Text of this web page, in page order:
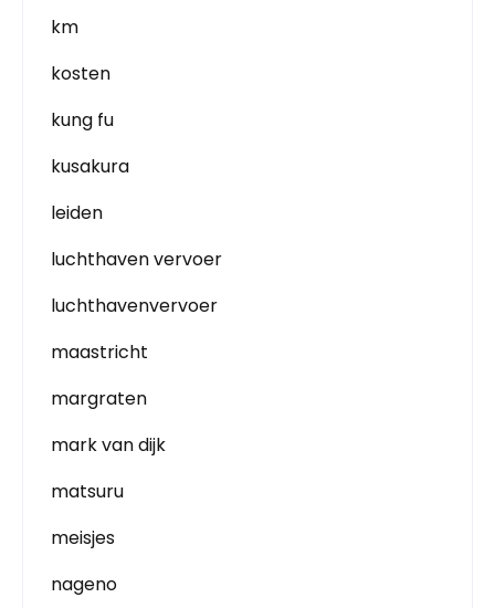
km
kosten
kung fu
kusakura
leiden
luchthaven vervoer
luchthavenvervoer
maastricht
margraten
mark van dijk
matsuru
meisjes
nageno